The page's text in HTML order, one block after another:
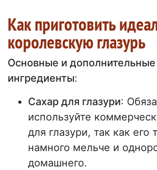
Как приготовить
королевскую глазурь
Основные и дополнительные
ингредиенты:
Сахар для глазури:
используйте
для глазури, так как его
намного мельче и
домашнего.